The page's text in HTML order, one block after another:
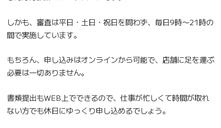
しかも、審査は平日・土日・祝日を問わず、毎日9時〜21時の
間で実施しています。
もちろん、申し込みはオンラインから可能で、店舗に足を運ぶ
必要は一切ありません。
書類提出もWEB上でできるので、仕事が忙しくて時間が取れ
ない方でも休日にゆっくり申し込めるでしょう。